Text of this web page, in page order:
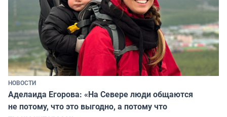
НОВОСТИ
Аделаида Егорова: «На Севере люди общаются
не потому, что это выгодно, а потому что